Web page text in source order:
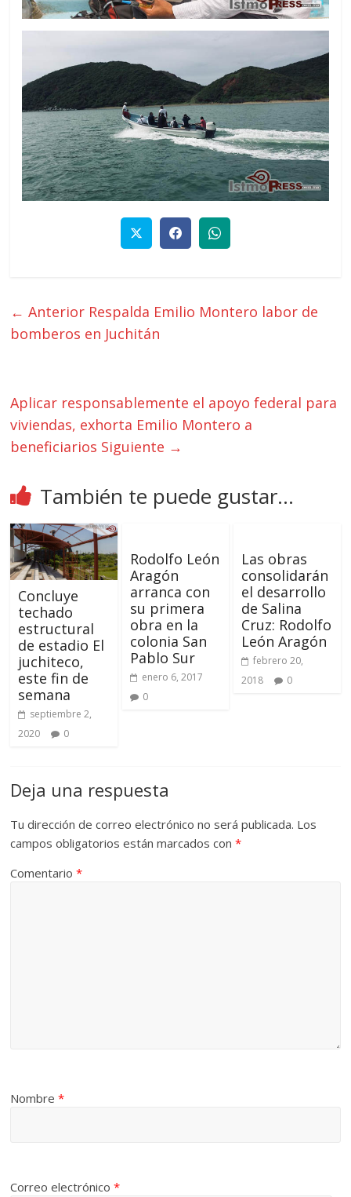
← Anterior Respalda Emilio Montero labor de
bomberos en Juchitán
Aplicar responsablemente el apoyo federal para
viviendas, exhorta Emilio Montero a
beneficiarios Siguiente →
También te puede gustar...
Concluye
techado
estructural
de estadio El
juchiteco,
este fin de
semana
septiembre 2,
2020
0
Rodolfo León
Aragón
arranca con
su primera
obra en la
colonia San
Pablo Sur
enero 6, 2017
0
Las obras
consolidarán
el desarrollo
de Salina
Cruz: Rodolfo
León Aragón
febrero 20,
2018
0
Deja una respuesta
Tu dirección de correo electrónico no será publicada. Los
campos obligatorios están marcados con*
Comentario*
Nombre*
Correo electrónico*